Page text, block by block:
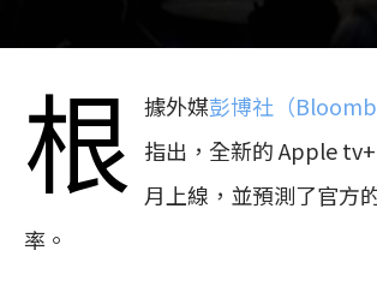
根 據外媒彭博社（
指出，全新的 Apple
月上線，並預測了官方
率。